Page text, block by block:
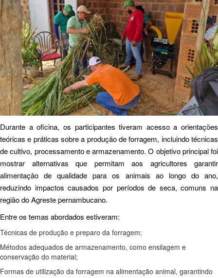
Durante a oficina, os participantes tiveram acesso a orientações
teóricas e práticas sobre a produção de forragem, incluindo técnicas
de cultivo, processamento e armazenamento. O objetivo principal foi
mostrar alternativas que permitam aos agricultores garantir
alimentação de qualidade para os animais ao longo do ano,
reduzindo impactos causados por períodos de seca, comuns na
região do Agreste pernambucano.
Entre os temas abordados estiveram:
Técnicas de produção e preparo da forragem;
Métodos adequados de armazenamento, como ensilagem e
conservação do material;
Formas de utilização da forragem na alimentação animal, garantindo